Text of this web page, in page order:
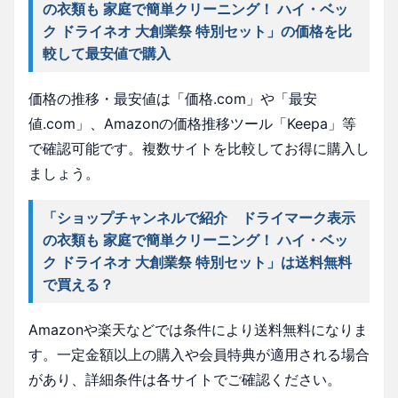
の衣類も 家庭で簡単クリーニング！ ハイ・ベッ
ク ドライネオ 大創業祭 特別セット」の価格を比
較して最安値で購入
価格の推移・最安値は「価格.com」や「最安
値.com」、Amazonの価格推移ツール「Keepa」等
で確認可能です。複数サイトを比較してお得に購入し
ましょう。
「ショップチャンネルで紹介 ドライマーク表示
の衣類も 家庭で簡単クリーニング！ ハイ・ベッ
ク ドライネオ 大創業祭 特別セット」は送料無料
で買える？
Amazonや楽天などでは条件により送料無料になりま
す。一定金額以上の購入や会員特典が適用される場合
があり、詳細条件は各サイトでご確認ください。